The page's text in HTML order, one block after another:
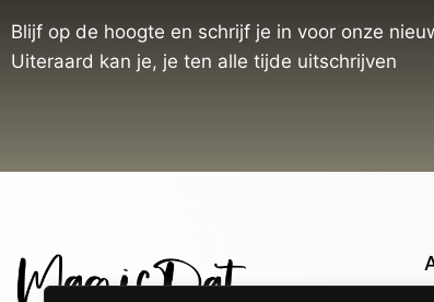
Blijf op de hoogte en schrijf je in voor onze
Uiteraard kan je, je ten alle tijde uitschrijven